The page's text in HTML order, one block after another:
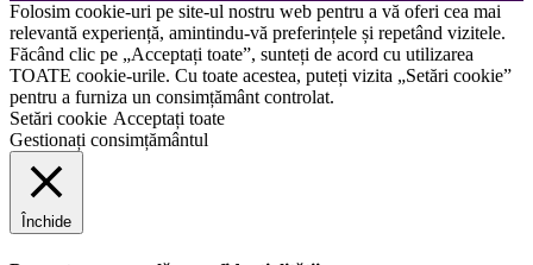
Folosim cookie-uri pe site-ul nostru web pentru a vă oferi cea mai
relevantă experiență, amintindu-vă preferințele și repetând vizitele.
Făcând clic pe „Acceptați toate”, sunteți de acord cu utilizarea
TOATE cookie-urile. Cu toate acestea, puteți vizita „Setări cookie”
pentru a furniza un consimțământ controlat.
Setări cookie Acceptați toate
Gestionați consimțământul
Închide